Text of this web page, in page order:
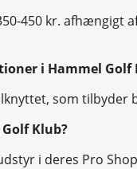
450 kr. afhængigt
i Hammel Golf
som
Klub?
i deres Pro